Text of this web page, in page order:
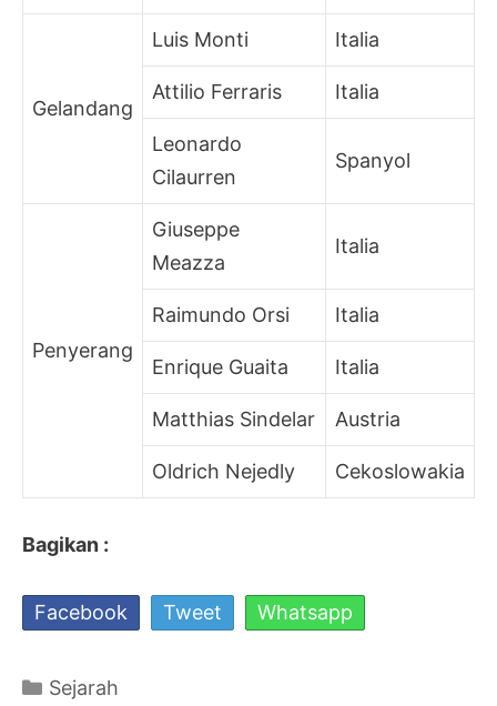
Gelandang
Luis Monti Italia
Attilio Ferraris Italia
Leonardo
Cilaurren
Spanyol
Penyerang
Giuseppe
Meazza
Italia
Raimundo Orsi Italia
Enrique Guaita Italia
Matthias Sindelar Austria
Oldrich Nejedly Cekoslowakia
Bagikan :
Facebook Tweet Whatsapp
Kategori
Sejarah